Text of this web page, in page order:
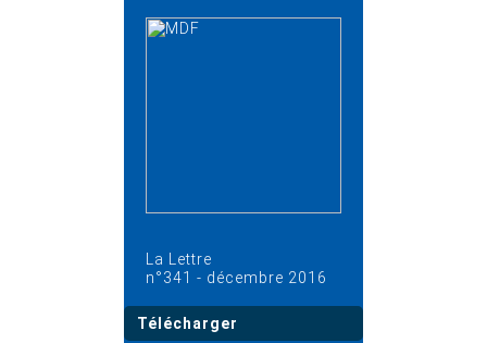
La Lettre
n°341 - décembre 2016
Télécharger